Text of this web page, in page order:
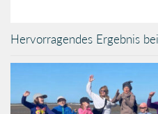
Hervorragendes Ergebnis